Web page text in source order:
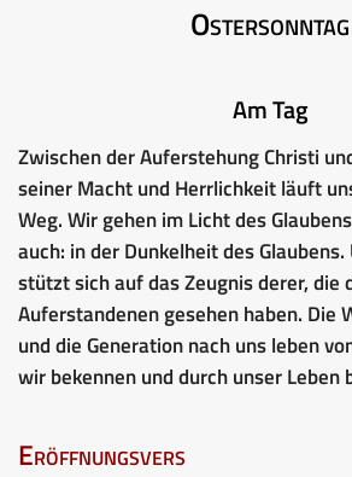
Ostersonntag
Am Tag
Zwischen der Auferstehung Christi
seiner Macht und Herrlichkeit läuft
Weg. Wir gehen im Licht des
auch: in der Dunkelheit des Glaubens.
stützt sich auf das Zeugnis derer, die
Auferstandenen gesehen haben. Die
und die Generation nach uns leben
wir bekennen und durch unser Leben
Eröffnungsvers